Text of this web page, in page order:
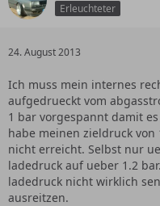
Erleuchteter
24. August 2013
Ich muss mein internes
aufgedrueckt vom
1 bar vorgespannt damit
habe meinen zieldruck
nicht erreicht. Selbst nur
ladedruck auf ueber 1.2
ladedruck nicht wirklich
ausreitzen.